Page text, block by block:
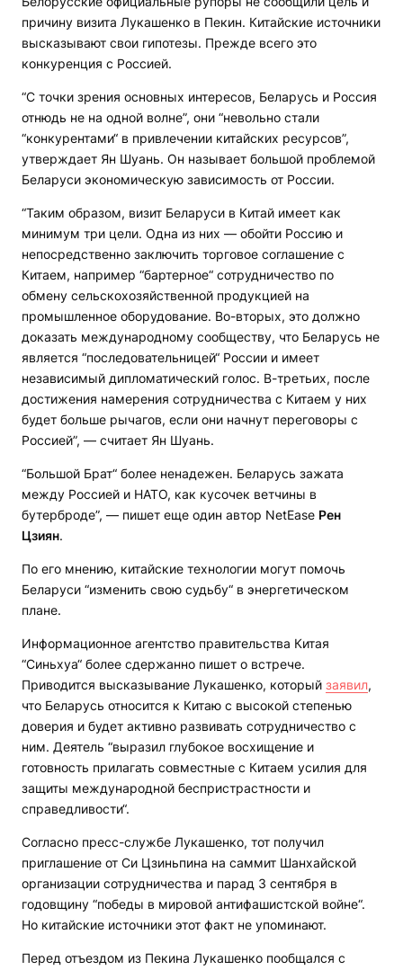
причину визита Лукашенко в Пекин. Китайские источники
высказывают свои гипотезы. Прежде всего это
конкуренция с Россией.
“С точки зрения основных интересов, Беларусь и Россия
отнюдь не на одной волне”, они “невольно стали
“конкурентами“ в привлечении китайских ресурсов”,
утверждает Ян Шуань. Он называет большой проблемой
Беларуси экономическую зависимость от России.
“Таким образом, визит Беларуси в Китай имеет как
минимум три цели. Одна из них — обойти Россию и
непосредственно заключить торговое соглашение с
Китаем, например “бартерное“ сотрудничество по
обмену сельскохозяйственной продукцией на
промышленное оборудование. Во-вторых, это должно
доказать международному сообществу, что Беларусь не
является “последовательницей“ России и имеет
независимый дипломатический голос. В-третьих, после
достижения намерения сотрудничества с Китаем у них
будет больше рычагов, если они начнут переговоры с
Россией”, — считает Ян Шуань.
“Большой Брат“ более ненадежен. Беларусь зажата
между Россией и НАТО, как кусочек ветчины в
бутерброде”, — пишет еще один автор NetEase Рен
Цзиян.
По его мнению, китайские технологии могут помочь
Беларуси “изменить свою судьбу“ в энергетическом
плане.
Информационное агентство правительства Китая
“Синьхуа“ более сдержанно пишет о встрече.
Приводится высказывание Лукашенко, который заявил,
что Беларусь относится к Китаю с высокой степенью
доверия и будет активно развивать сотрудничество с
ним. Деятель “выразил глубокое восхищение и
готовность прилагать совместные с Китаем усилия для
защиты международной беспристрастности и
справедливости“.
Согласно пресс-службе Лукашенко, тот получил
приглашение от Си Цзиньпина на саммит Шанхайской
организации сотрудничества и парад 3 сентября в
годовщину “победы в мировой антифашистской войне“.
Но китайские источники этот факт не упоминают.
Перед отъездом из Пекина Лукашенко пообщался с